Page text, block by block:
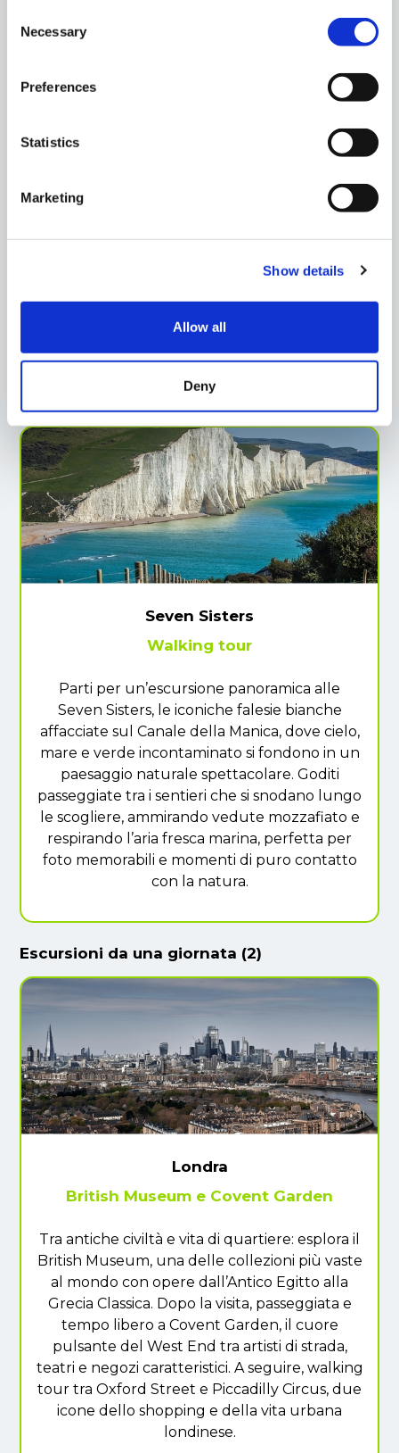
Selection
Necessary
Preferences
Statistics
Marketing
Show details
Allow all
Deny
balneare famosa per il suo lungomare curato,
i giardini fioriti e l’atmosfera tipicamente
faro che domina il panorama, e lasciati
affascinare dai colori del mare e dalle viste
spettacolari sulla costa. Un’escursione che
tempo della costa inglese.
Seven Sisters
Walking tour
Parti per un’escursione panoramica alle
Seven Sisters, le iconiche falesie bianche
affacciate sul Canale della Manica, dove cielo,
mare e verde incontaminato si fondono in un
paesaggio naturale spettacolare. Goditi
passeggiate tra i sentieri che si snodano lungo
le scogliere, ammirando vedute mozzafiato e
respirando l’aria fresca marina, perfetta per
foto memorabili e momenti di puro contatto
con la natura.
Escursioni da una giornata (2)
Londra
British Museum e Covent Garden
Tra antiche civiltà e vita di quartiere: esplora il
British Museum, una delle collezioni più vaste
al mondo con opere dall’Antico Egitto alla
Grecia Classica. Dopo la visita, passeggiata e
tempo libero a Covent Garden, il cuore
pulsante del West End tra artisti di strada,
teatri e negozi caratteristici. A seguire, walking
tour tra Oxford Street e Piccadilly Circus, due
icone dello shopping e della vita urbana
londinese.